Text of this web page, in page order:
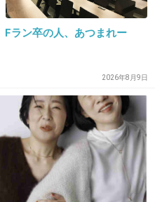
思い出す風貌だよ
-8
Fラン卒の人、あつまれー
2026年8月9日